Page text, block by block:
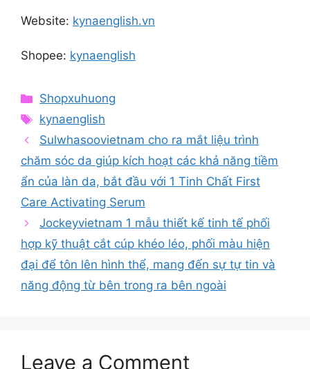
Website: kynaenglish.vn
Shopee: kynaenglish
Categories
Shopxuhuong
Tags
kynaenglish
Sulwhasoovietnam cho ra mắt liệu trình
chăm sóc da giúp kích hoạt các khả năng tiềm
ẩn của làn da, bắt đầu với 1 Tinh Chất First
Care Activating Serum
Jockeyvietnam 1 mẫu thiết kế tinh tế phối
hợp kỹ thuật cắt cúp khéo léo, phối màu hiện
đại để tôn lên hình thể, mang đến sự tự tin và
năng động từ bên trong ra bên ngoài
Leave a Comment